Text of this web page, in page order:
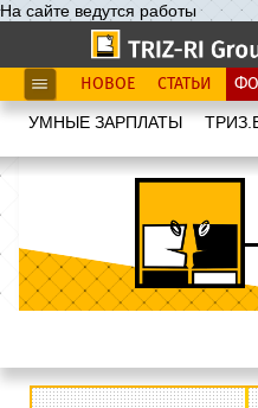
На сайте ведутся работы
НОВОЕ СТАТЬИ
УМНЫЕ ЗАРПЛАТЫ